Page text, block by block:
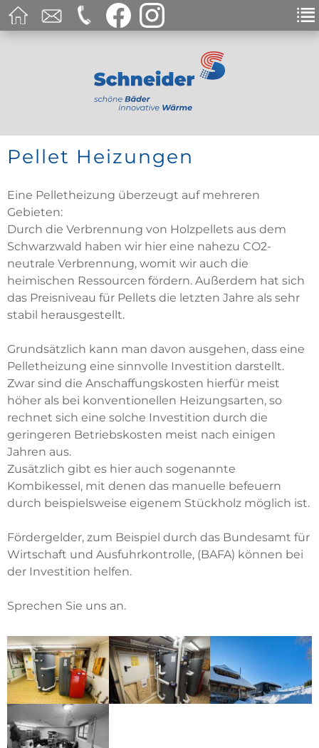
Pellet Heizungen
Eine Pelletheizung überzeugt auf mehreren
Gebieten:
Durch die Verbrennung von Holzpellets aus dem
Schwarzwald haben wir hier eine nahezu CO2-
neutrale Verbrennung, womit wir auch die
heimischen Ressourcen fördern. Außerdem hat sich
das Preisniveau für Pellets die letzten Jahre als sehr
stabil herausgestellt.
Grundsätzlich kann man davon ausgehen, dass eine
Pelletheizung eine sinnvolle Investition darstellt.
Zwar sind die Anschaffungskosten hierfür meist
höher als bei konventionellen Heizungsarten, so
rechnet sich eine solche Investition durch die
geringeren Betriebskosten meist nach einigen
Jahren aus.
Zusätzlich gibt es hier auch sogenannte
Kombikessel, mit denen das manuelle befeuern
durch beispielsweise eigenem Stückholz möglich ist.
Fördergelder, zum Beispiel durch das Bundesamt für
Wirtschaft und Ausfuhrkontrolle, (BAFA) können bei
der Investition helfen.
Sprechen Sie uns an.